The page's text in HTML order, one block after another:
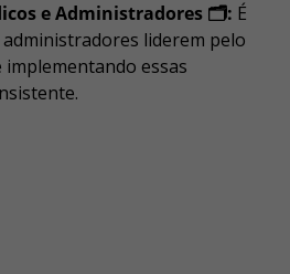
e Administradores 🗂️: É
liderem pelo
essas